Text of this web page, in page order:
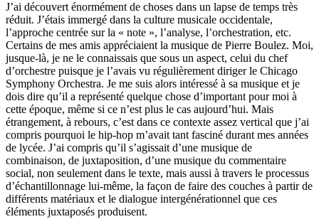
J’ai découvert énormément de choses dans un lapse de temps très
réduit. J’étais immergé dans la culture musicale occidentale,
l’approche centrée sur la « note », l’analyse, l’orchestration, etc.
Certains de mes amis appréciaient la musique de Pierre Boulez. Moi,
jusque-là, je ne le connaissais que sous un aspect, celui du chef
d’orchestre puisque je l’avais vu régulièrement diriger le Chicago
Symphony Orchestra. Je me suis alors intéressé à sa musique et je
dois dire qu’il a représenté quelque chose d’important pour moi à
cette époque, même si ce n’est plus le cas aujourd’hui. Mais
étrangement, à rebours, c’est dans ce contexte assez vertical que j’ai
compris pourquoi le hip-hop m’avait tant fasciné durant mes années
de lycée. J’ai compris qu’il s’agissait d’une musique de
combinaison, de juxtaposition, d’une musique du commentaire
social, non seulement dans le texte, mais aussi à travers le processus
d’échantillonnage lui-même, la façon de faire des couches à partir de
différents matériaux et le dialogue intergénérationnel que ces
éléments juxtaposés produisent.